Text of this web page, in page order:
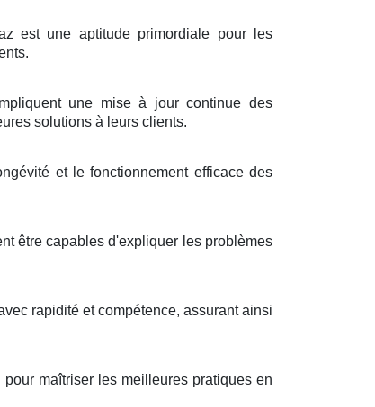
est une aptitude primordiale pour les
une mise à jour continue des
solutions à leurs clients.
et le fonctionnement efficace des
être capables d'expliquer les problèmes
rapidité et compétence, assurant ainsi
maîtriser les meilleures pratiques en